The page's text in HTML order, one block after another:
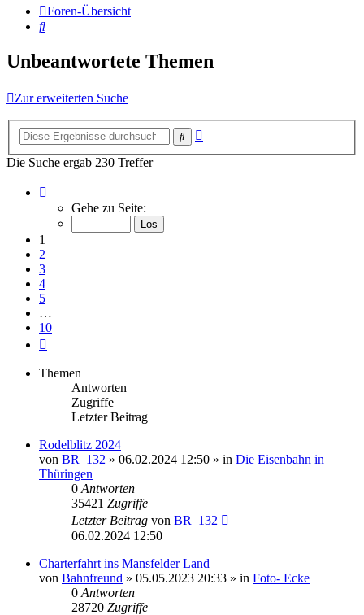
Foren-Übersicht
Suche
Unbeantwortete Themen
Zur erweiterten Suche
Suche
Die Suche ergab 230 Treffer
von
Gehe zu Seite:
1
2
3
4
5
…
10
Themen
Antworten
Zugriffe
Letzter Beitrag
Rodelblitz 2024
von BR_132 » 06.02.2024 12:50 » in Die Eisenbahn in
Thüringen
0 Antworten
35421 Zugriffe
Letzter Beitrag von BR_132
06.02.2024 12:50
Charterfahrt ins Mansfelder Land
von Bahnfreund » 05.05.2023 20:33 » in Foto- Ecke
0 Antworten
28720 Zugriffe